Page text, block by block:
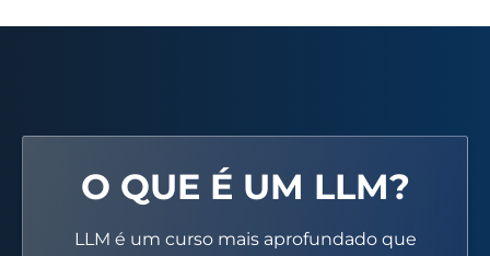
O QUE É UM LLM?
LLM é um curso mais aprofundado que